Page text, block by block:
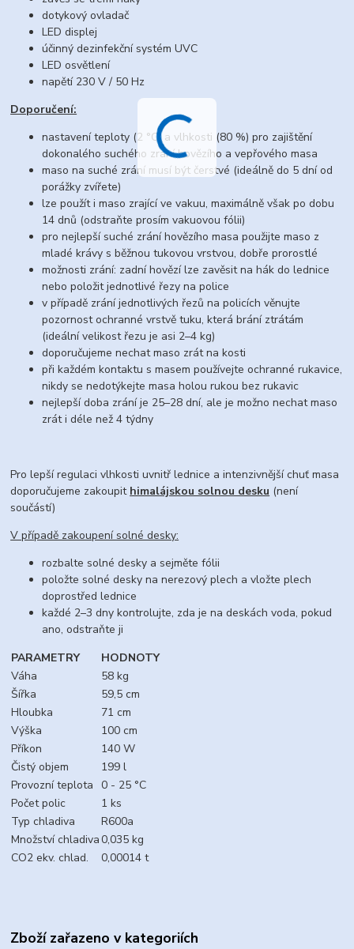
dotykový ovladač
LED displej
účinný dezinfekční systém UVC
LED osvětlení
napětí 230 V / 50 Hz
Doporučení:
nastavení teploty (2 °C) a vlhkosti (80 %) pro zajištění
dokonalého suchého zrání hovězího a vepřového masa
maso na suché zrání musí být čerstvé (ideálně do 5 dní od
porážky zvířete)
lze použít i maso zrající ve vakuu, maximálně však po dobu
14 dnů (odstraňte prosím vakuovou fólii)
pro nejlepší suché zrání hovězího masa použijte maso z
mladé krávy s běžnou tukovou vrstvou, dobře prorostlé
možnosti zrání: zadní hovězí lze zavěsit na hák do lednice
nebo položit jednotlivé řezy na police
v případě zrání jednotlivých řezů na policích věnujte
pozornost ochranné vrstvě tuku, která brání ztrátám
(ideální velikost řezu je asi 2–4 kg)
doporučujeme nechat maso zrát na kosti
při každém kontaktu s masem používejte ochranné rukavice,
nikdy se nedotýkejte masa holou rukou bez rukavic
nejlepší doba zrání je 25–28 dní, ale je možno nechat maso
zrát i déle než 4 týdny
Pro lepší regulaci vlhkosti uvnitř lednice a intenzivnější chuť masa
doporučujeme zakoupit himalájskou solnou desku (není
součástí)
V případě zakoupení solné desky:
rozbalte solné desky a sejměte fólii
položte solné desky na nerezový plech a vložte plech
doprostřed lednice
každé 2–3 dny kontrolujte, zda je na deskách voda, pokud
ano, odstraňte ji
PARAMETRY
HODNOTY
Váha
58 kg
Šířka
59,5 cm
Hloubka
71 cm
Výška
100 cm
Příkon
140 W
Čistý objem
199 l
Provozní teplota 0 - 25 °C
Počet polic
1 ks
Typ chladiva
R600a
Množství chladiva0,035 kg
CO2 ekv. chlad.
0,00014 t
Zboží zařazeno v kategoriích